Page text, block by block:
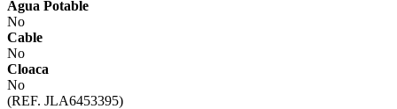
Agua Potable
No
Cable
No
Cloaca
No
(REF. JLA6453395)